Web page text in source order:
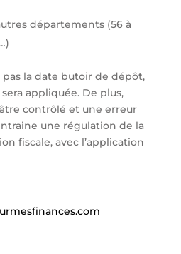
départements (56 à
pas la date butoir de dépôt,
appliquée. De plus,
contrôlé et une erreur
une régulation de la
fiscale, avec l’application